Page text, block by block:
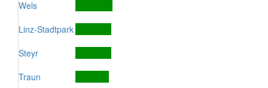
Wels
Linz-Stadtpark
Steyr
Traun